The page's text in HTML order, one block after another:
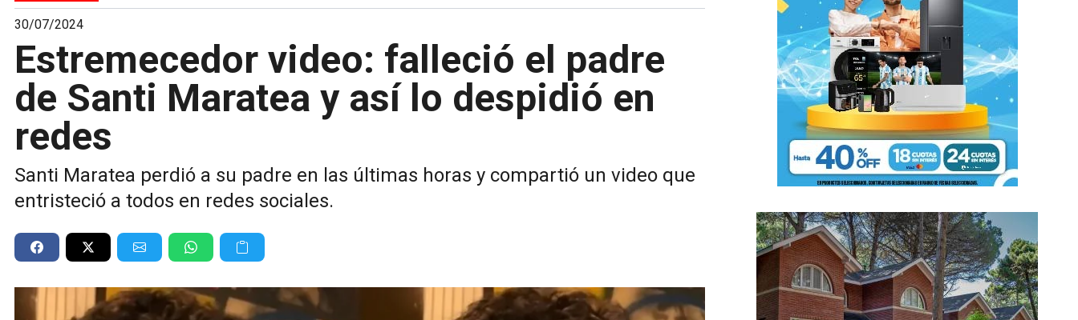
30/07/2024
Estremecedor video: falleció el padre
de Santi Maratea y así lo despidió en
redes
Santi Maratea perdió a su padre en las últimas horas y compartió un video que
entristeció a todos en redes sociales.